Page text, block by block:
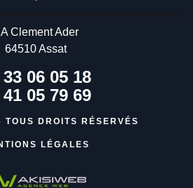
Clement Ader
64510 Assat
33 06 05 18
41 05 79 69
DROITS RÉSERVÉS
LÉGALES